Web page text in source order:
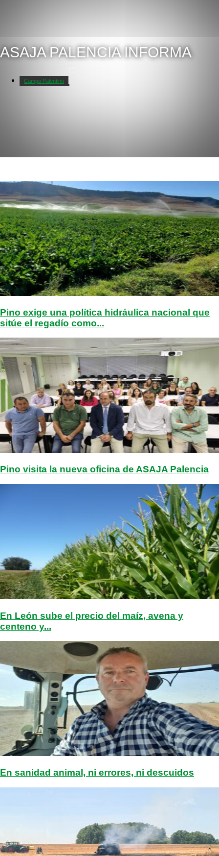
ASAJA PALENCIA INFORMA
Campo Palentino
Pino exige una política hidráulica nacional que
sitúe el regadío como...
Pino visita la nueva oficina de ASAJA Palencia
En León sube el precio del maíz, avena y
centeno y...
En sanidad animal, ni errores, ni descuidos